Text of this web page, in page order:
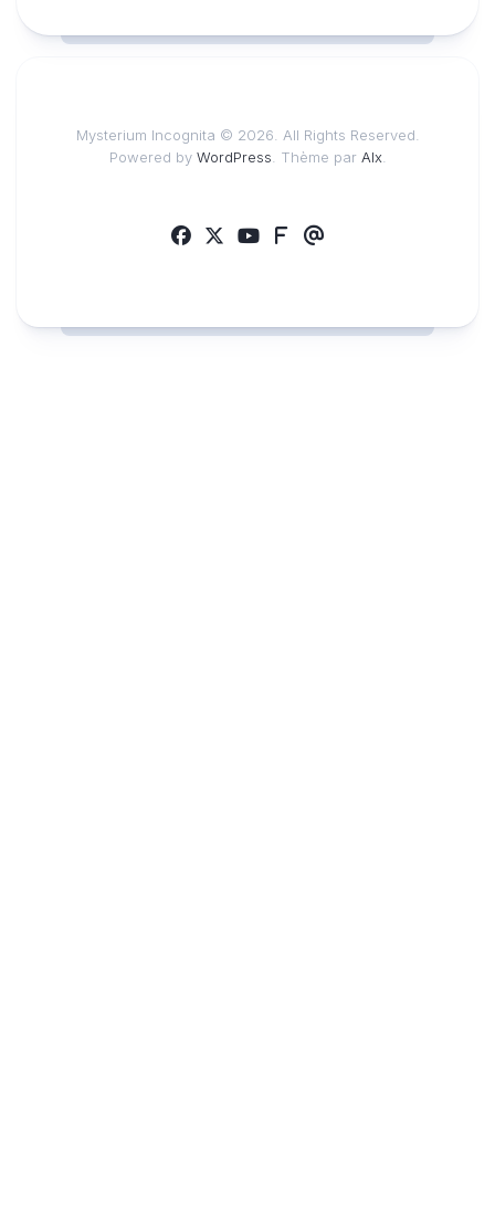
Mysterium Incognita © 2026. All Rights Reserved.
Powered by WordPress . Thème par Alx